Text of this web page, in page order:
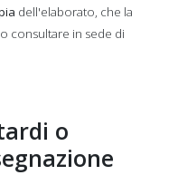
dell'elaborato, che la
consultare in sede di
o